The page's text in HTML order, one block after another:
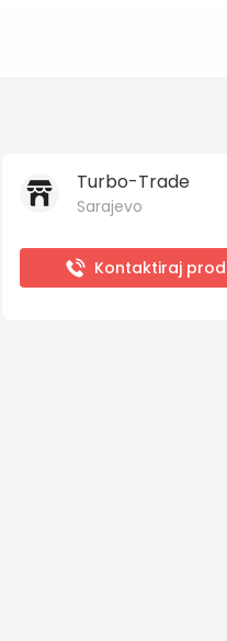
Turbo-Trade
Sarajevo
Kontaktiraj